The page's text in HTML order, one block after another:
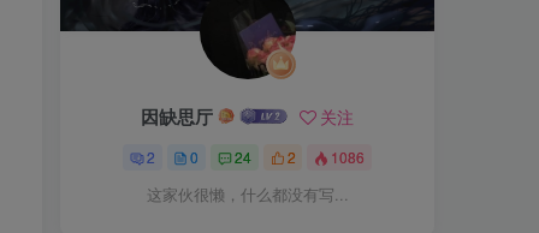
因缺思厅 关注
2 0 24 2 1086
这家伙很懒，什么都没有写...